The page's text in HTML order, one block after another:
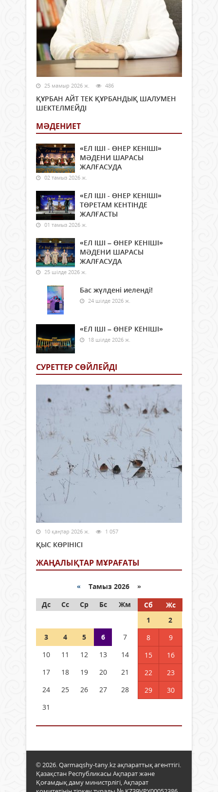
25 мамыр 2026 ж. 486
ҚҰРБАН АЙТ ТЕК ҚҰРБАНДЫҚ ШАЛУМЕН
ШЕКТЕЛМЕЙДІ
МӘДЕНИЕТ
«ЕЛ ІШІ - ӨНЕР КЕНІШІ»
МӘДЕНИ ШАРАСЫ
ЖАЛҒАСУДА
02 тамыз 2026 ж.
«ЕЛ ІШІ - ӨНЕР КЕНІШІ»
ТӨРЕТАМ КЕНТІНДЕ
ЖАЛҒАСТЫ
01 тамыз 2026 ж.
«ЕЛ ІШІ – ӨНЕР КЕНІШІ»
МӘДЕНИ ШАРАСЫ
ЖАЛҒАСУДА
25 шілде 2026 ж.
Бас жүлдені иеленді!
24 шілде 2026 ж.
«ЕЛ ІШІ – ӨНЕР КЕНІШІ»
18 шілде 2026 ж.
СУРЕТТЕР СӨЙЛЕЙДI
10 қаңтар 2026 ж. 1 057
ҚЫС КӨРІНІСІ
ЖАҢАЛЫҚТАР МҰРАҒАТЫ
« Тамыз 2026 »
Дс
Сс Ср Бс Жм Сб
Жс
1
2
3
4 5 6 7 8
9
10
11 12 13 14 15
16
17
18 19 20 21 22
23
24
25 26 27 28 29
30
31
© 2026. Qarmaqshy-tany.kz ақпараттық агенттігі.
Қазақстан Республикасы Ақпарат және
Қоғамдық даму министрлігі, Ақпарат